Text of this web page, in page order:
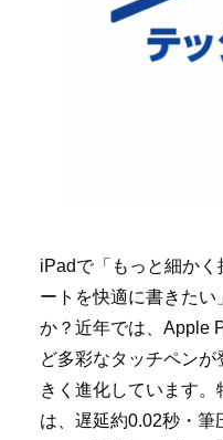
iPadで「もっと細か
ートを快適に書きた
か？近年では、Apple
ど多彩なタッチペン
きく進化しています。
は、遅延約0.02秒・筆